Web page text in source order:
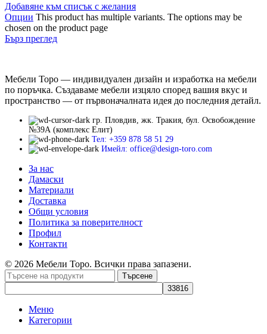
Добавяне към списък с желания
Опции This product has multiple variants. The options may be
chosen on the product page
Бърз преглед
Мебели Торо — индивидуален дизайн и изработка на мебели
по поръчка. Създаваме мебели изцяло според вашия вкус и
пространство — от първоначалната идея до последния детайл.
гр. Пловдив, жк. Тракия, бул. Освобождение
№39А (комплекс Елит)
Тел: +359 878 58 51 29
Имейл: office@design-toro.com
За нас
Дамаски
Материали
Доставка
Общи условия
Политика за поверителност
Профил
Контакти
© 2026 Мебели Торо. Всички права запазени.
Търсене
Меню
Категории